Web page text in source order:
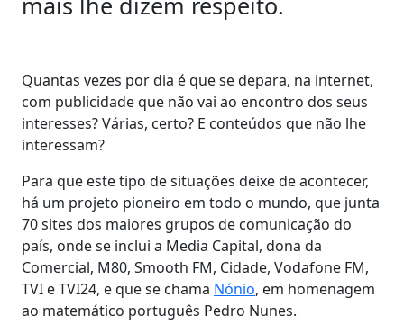
Quantas vezes por dia é que se depara, na internet,
com publicidade que não vai ao encontro dos seus
interesses? Várias, certo? E conteúdos que não lhe
interessam?
Para que este tipo de situações deixe de acontecer,
há um projeto pioneiro em todo o mundo, que junta
70 sites dos maiores grupos de comunicação do
país, onde se inclui a Media Capital, dona da
Comercial, M80, Smooth FM, Cidade, Vodafone FM,
TVI e TVI24, e que se chama Nónio, em homenagem
ao matemático português Pedro Nunes.